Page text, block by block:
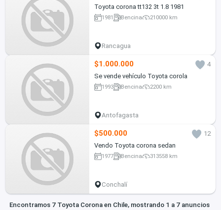
Toyota corona tt132 3t 1.8 1981
1981 Bencina 210000 km
Rancagua
$1.000.000
4
Se vende vehículo Toyota corola
1993 Bencina 2200 km
Antofagasta
$500.000
12
Vendo Toyota corona sedan
1977 Bencina 313558 km
Conchalí
Encontramos 7 Toyota Corona en Chile, mostrando 1 a 7 anuncios